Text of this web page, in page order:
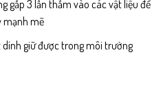
gấp 3 lần thấm vào các vật liệu để
mạnh mẽ
giữ được trong môi trường